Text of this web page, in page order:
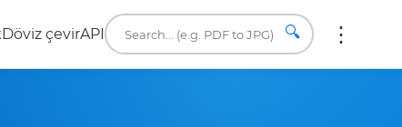
Döviz çevirAPI 🔍